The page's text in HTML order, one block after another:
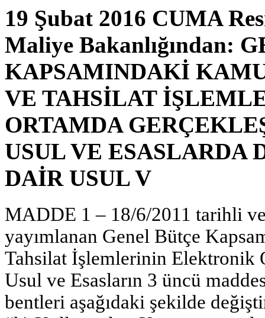
19 Şubat 2016 CUMA
Maliye Bakanlığından:
KAPSAMINDAKİ
VE TAHSİLAT
ORTAMDA
USUL VE
DAİR USUL V
MADDE 1 – 18/6/2011 tarihli ve
yayımlanan Genel Bütçe
Tahsilat İşlemlerinin Elektronik
Usul ve Esasların 3 üncü
bentleri aşağıdaki şekilde